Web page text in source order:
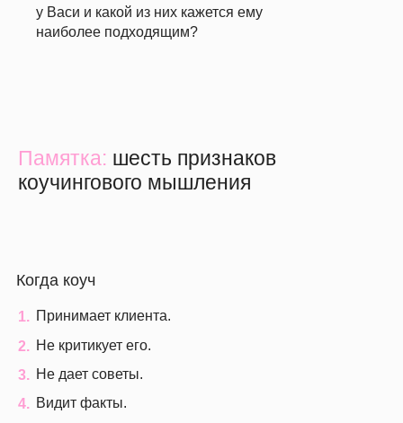
у Васи и какой из них кажется ему
наиболее подходящим?
Памятка: шесть признаков
коучингового мышления
Принимает клиента.
1.
Не критикует его.
2.
Не дает советы.
3.
Видит факты.
4.
Когда коуч